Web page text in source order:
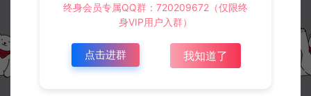
终身会员专属QQ群：720209672（仅限终
身VIP用户入群）
点击进群 我知道了